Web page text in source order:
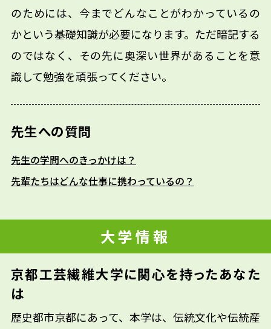
のためには、今までどんなことがわかっているの
かという基礎知識が必要になります。ただ暗記する
のではなく、その先に奥深い世界があることを意
識して勉強を頑張ってください。
先生への質問
先生の学問へのきっかけは？
先輩たちはどんな仕事に携わっているの？
大学情報
京都工芸繊維大学に関心を持ったあなた
は
歴史都市京都にあって、本学は、伝統文化や伝統産